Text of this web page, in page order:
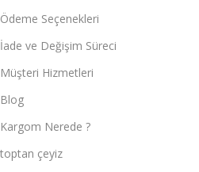
Ödeme Seçenekleri
İade ve Değişim Süreci
Müşteri Hizmetleri
Blog
Kargom Nerede ?
toptan çeyiz